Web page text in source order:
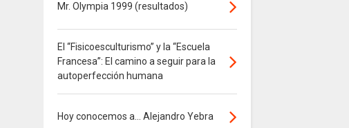
Mr. Olympia 1999 (resultados)
El “Fisicoesculturismo” y la “Escuela
Francesa”: El camino a seguir para la
autoperfección humana
Hoy conocemos a... Alejandro Yebra